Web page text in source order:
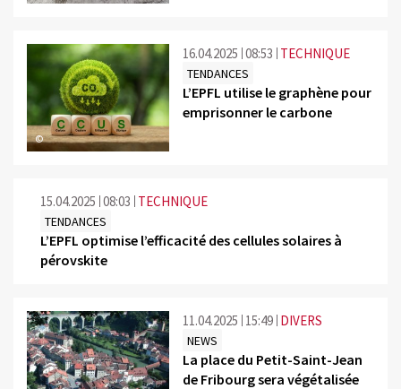
©
16.04.2025 08:53 TECHNIQUE
TENDANCES
L’EPFL utilise le graphène pour
emprisonner le carbone
15.04.2025 08:03 TECHNIQUE
TENDANCES
L’EPFL optimise l’efficacité des cellules solaires à
pérovskite
11.04.2025 15:49 DIVERS
NEWS
La place du Petit-Saint-Jean
de Fribourg sera végétalisée